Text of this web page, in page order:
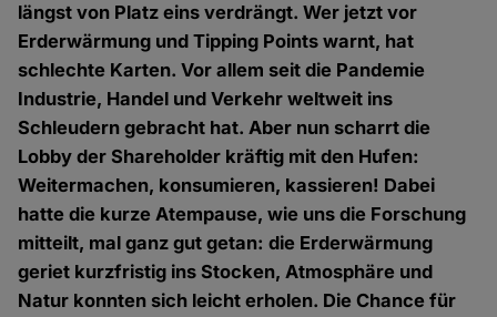
längst von Platz eins verdrängt. Wer jetzt vor
Erderwärmung und Tipping Points warnt, hat
schlechte Karten. Vor allem seit die Pandemie
Industrie, Handel und Verkehr weltweit ins
Schleudern gebracht hat. Aber nun scharrt die
Lobby der Shareholder kräftig mit den Hufen:
Weitermachen, konsumieren, kassieren! Dabei
hatte die kurze Atempause, wie uns die Forschung
mitteilt, mal ganz gut getan: die Erderwärmung
geriet kurzfristig ins Stocken, Atmosphäre und
Natur konnten sich leicht erholen. Die Chance für